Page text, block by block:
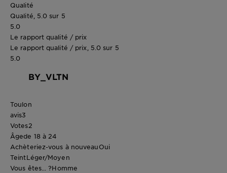
Qualité
Qualité, 5.0 sur 5
5.0
Le rapport qualité / prix
Le rapport qualité / prix, 5.0 sur 5
5.0
BY_VLTN
Toulon
avis3
Votes2
Âgede 18 à 24
Achèteriez-vous à nouveauOui
TeintLéger/Moyen
Vous êtes... ?Homme